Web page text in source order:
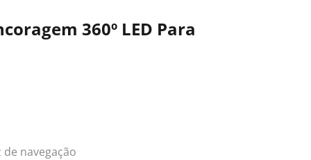
360º LED Para
de navegação